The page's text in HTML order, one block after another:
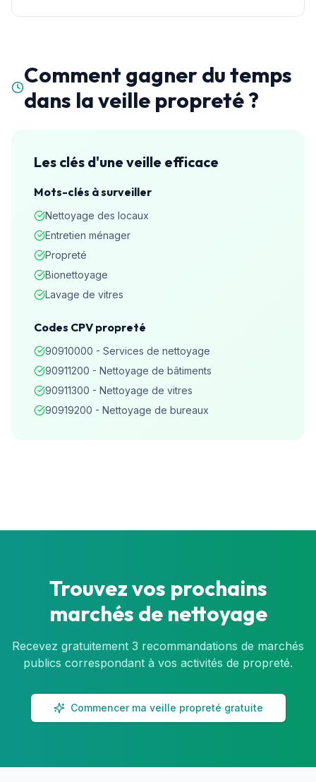
Comment gagner du temps
dans la veille propreté ?
Les clés d'une veille efficace
Mots-clés à surveiller
Nettoyage des locaux
Entretien ménager
Propreté
Bionettoyage
Lavage de vitres
Codes CPV propreté
90910000 - Services de nettoyage
90911200 - Nettoyage de bâtiments
90911300 - Nettoyage de vitres
90919200 - Nettoyage de bureaux
Trouvez vos prochains
marchés de nettoyage
Recevez gratuitement 3 recommandations de marchés
publics correspondant à vos activités de propreté.
Commencer ma veille propreté gratuite